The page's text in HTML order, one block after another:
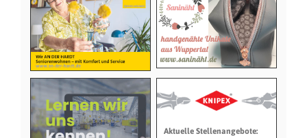
Aktuelle Stellenangebote: